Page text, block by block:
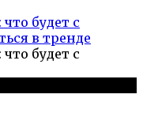
будет с
в тренде
будет с